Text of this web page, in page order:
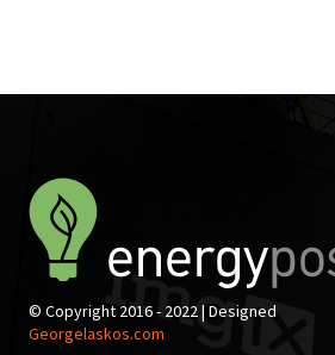
© Copyright 2016 - 2022 | Designed
Georgelaskos.com